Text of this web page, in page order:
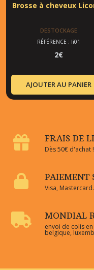
Brosse à cheveux
DESTOCKAGE
RÉFÉRENCE : li01
2€
AJOUTER AU PANIER
FRAIS DE
Dès 50€ d'achat
PAIEMENT
Visa,
MONDIAL
envoi de colis
belgique,